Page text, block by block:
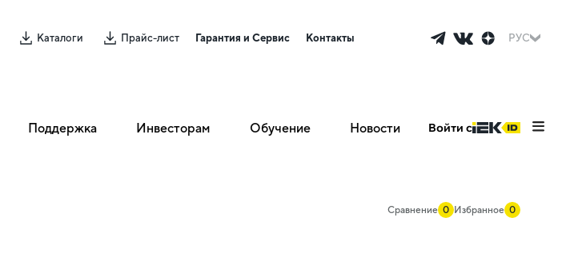
Каталоги Прайс-лист Гарантия и Сервис Контакты РУС
Поддержка Инвесторам Обучение Новости Войти с
Сравнение 0 Избранное 0